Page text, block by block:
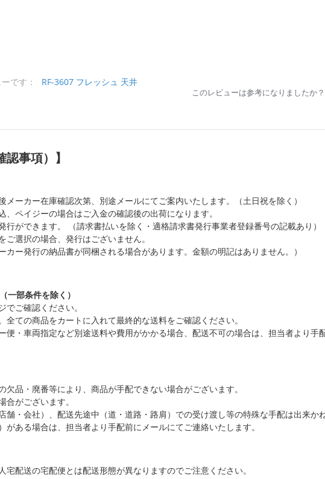
です： RF-3607 フレッシュ 天井
このレビューは参考になりましたか？
事項）】
メーカー在庫確認次第、別途メールにてご案内いたします。（土日祝を除く）
ペイジーの場合はご入金の確認後の出荷になります。
ができます。 （請求書払いを除く・適格請求書発行事業者登録番号の記載あり）
選択の場合、発行はございません。
ー発行の納品書が同梱される場合があります。金額の明記はありません。）
一部条件を除く）
ご確認ください。
ての商品をカートに入れて最終的な送料をご確認ください。
・車両指定など別途送料や費用がかかる場合、配送不可の場合は、担当者より手
品・廃番等により、商品が手配できない場合がございます。
合がございます。
・会社）、配送先途中（道・道路・路肩）での受け渡し等の特殊な手配は出来かね
ある場合は、担当者より手配前にメールにてご連絡いたします。
配送の宅配便とは配送形態が異なりますのでご注意ください。